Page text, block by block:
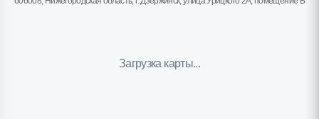
Загрузка карты...